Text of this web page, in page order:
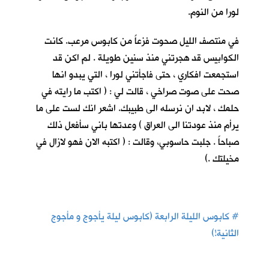
لورا من النوم.
في منتصف الليل صحوت فزعاً من كابوس مرعب. كانت
الكوابيس قد هجرتني منذ سنين طويلة . لم اكن قد
استجمعت افكاري ، حتى فاجأتني لورا ، التي يبدو انها
صحت على صوت صراخي ، قالت لي : ( اكتب ما رايته في
حلمك ، لابد ان نرسله الى طبيبك. اشعر انك لست على ما
يرأم منذ عودتنا الى العراق ) وعدتها باني سأفعل ذلك
صباحاً . جلبت حاسوبي، وقالت : ( اكتبه الان فهو لازال في
مخيلتك .)
#كابوس الليلة الرابعة (كابوس ليلة يأجوج و مأجوج
الثانية!)